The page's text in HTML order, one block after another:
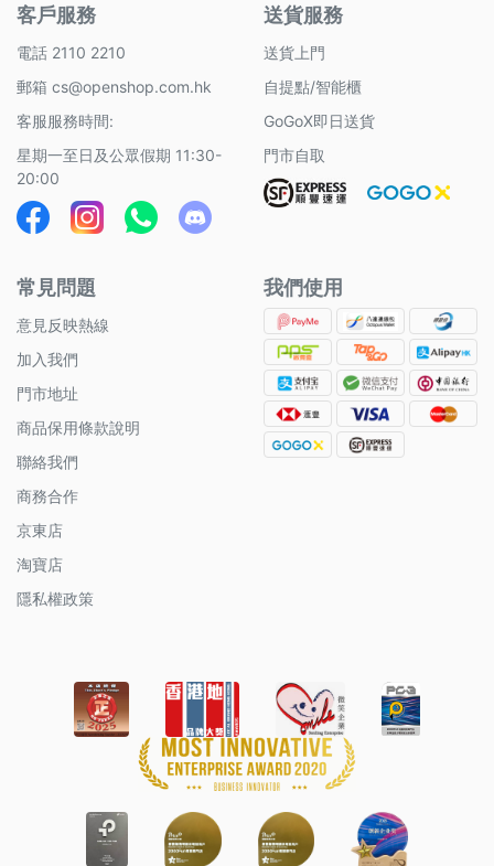
客戶服務
電話 2110 2210
郵箱 cs@openshop.com.hk
客服服務時間:
星期一至日及公眾假期 11:30-
20:00
送貨服務
送貨上門
自提點/智能櫃
GoGoX即日送貨
門市自取
常見問題
意見反映熱線
加入我們
門市地址
商品保用條款說明
聯絡我們
商務合作
京東店
淘寶店
隱私權政策
我們使用